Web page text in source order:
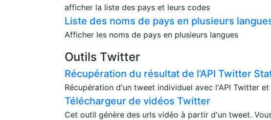
afficher la liste des pays et leurs codes
Liste des noms de pays en plusieurs
Afficher les noms de pays en plusieurs langues
Outils Twitter
Récupération du résultat de l'API Twitter
Récupération d'un tweet individuel avec l'API Twitter
Téléchargeur de vidéos Twitter
Cet outil génère des urls vidéo à partir d'un tweet.